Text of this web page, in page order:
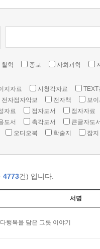
철학 종교 사회과학
지자료 시청각자료
TEXT
전자점자악보 전자책
보
자료
점자도서
점자자료
도서
촉각도서
큰글자도
오디오북 학술지 잡지
4773건) 입니다.
서명
행복을 담은 그릇 이야기